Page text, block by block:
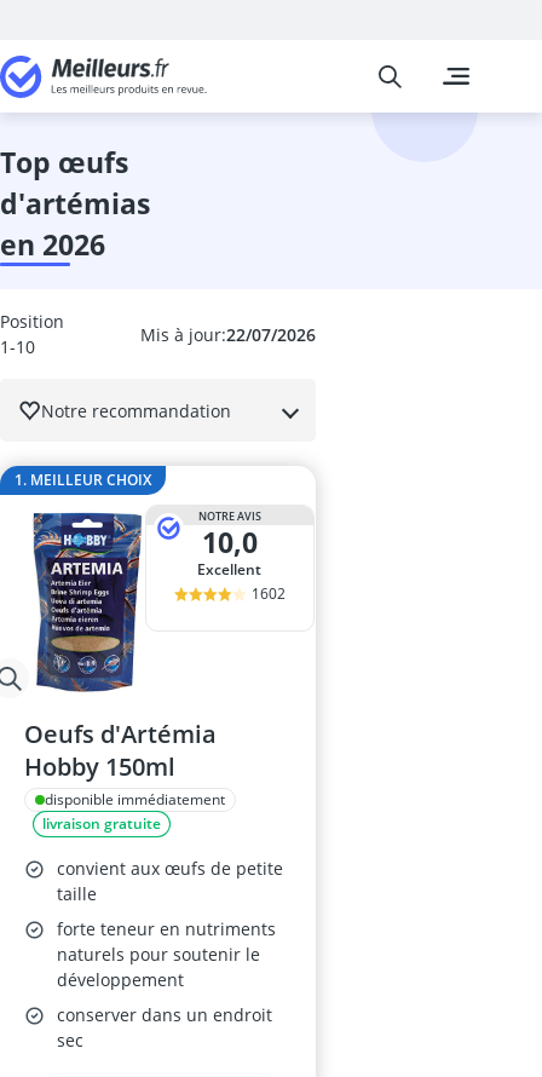
Animalerie
Abri hérisson
Meilleurs
top œufs
d'artémias
en 2026
Mis à jour:22/07/2026
Position
1-10
Notre recommandation
1. MEILLEUR CHOIX
NOTRE AVIS
10,0
Excellent
1602
Oeufs d'Artémia
Hobby 150ml
disponible immédiatement
livraison gratuite
convient aux œufs de petite
taille
forte teneur en nutriments
naturels pour soutenir le
développement
conserver dans un endroit
sec